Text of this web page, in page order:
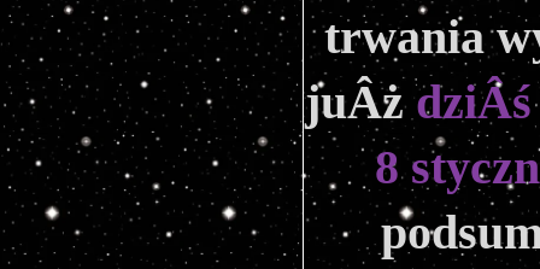
trwania
juÂż dziÂś
8